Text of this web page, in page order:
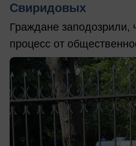
Свиридовых
Граждане заподозрили,
процесс от